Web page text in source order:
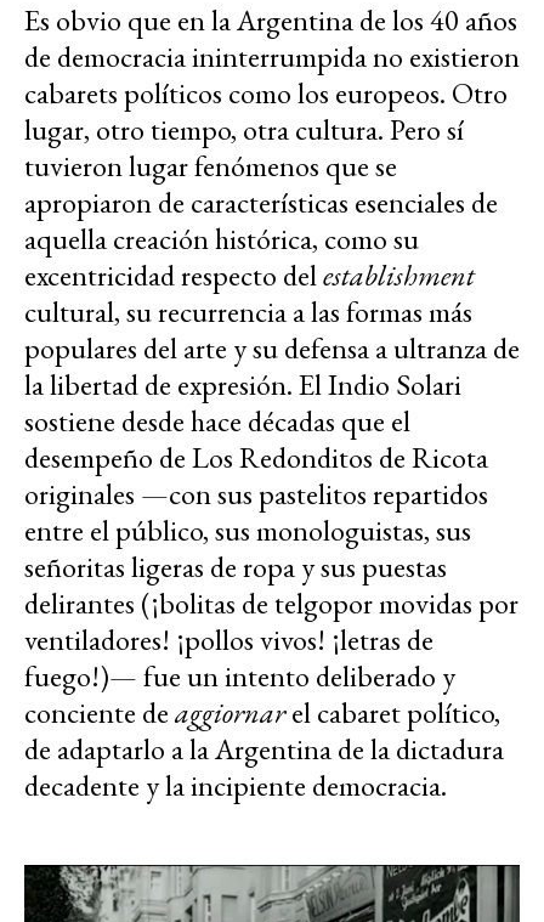
Es obvio que en la Argentina de los 40 años
de democracia ininterrumpida no existieron
cabarets políticos como los europeos. Otro
lugar, otro tiempo, otra cultura. Pero sí
tuvieron lugar fenómenos que se
apropiaron de características esenciales de
aquella creación histórica, como su
excentricidad respecto delestablishment
cultural, su recurrencia a las formas más
populares del arte y su defensa a ultranza de
la libertad de expresión. El Indio Solari
sostiene desde hace décadas que el
desempeño de Los Redonditos de Ricota
originales —con sus pastelitos repartidos
entre el público, sus monologuistas, sus
señoritas ligeras de ropa y sus puestas
delirantes (¡bolitas de telgopor movidas por
ventiladores! ¡pollos vivos! ¡letras de
fuego!)— fue un intento deliberado y
conciente deaggiornarel cabaret político,
de adaptarlo a la Argentina de la dictadura
decadente y la incipiente democracia.